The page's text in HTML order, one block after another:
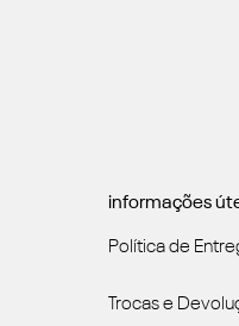
informações
Política de
Trocas e